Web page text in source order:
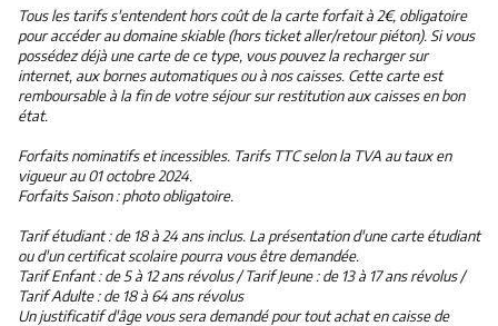
Tous les tarifs s'entendent hors coût de la carte forfait à 2€, obligatoire
pour accéder au domaine skiable (hors ticket aller/retour piéton). Si vous
possédez déjà une carte de ce type, vous pouvez la recharger sur
internet, aux bornes automatiques ou à nos caisses. Cette carte est
remboursable à la fin de votre séjour sur restitution aux caisses en bon
état.
Forfaits nominatifs et incessibles. Tarifs TTC selon la TVA au taux en
vigueur au 01 octobre 2024.
Forfaits Saison : photo obligatoire.
Tarif étudiant : de 18 à 24 ans inclus. La présentation d'une carte étudiant
ou d'un certificat scolaire pourra vous être demandée.
Tarif Enfant : de 5 à 12 ans révolus / Tarif Jeune : de 13 à 17 ans révolus /
Tarif Adulte : de 18 à 64 ans révolus
Un justificatif d'âge vous sera demandé pour tout achat en caisse de